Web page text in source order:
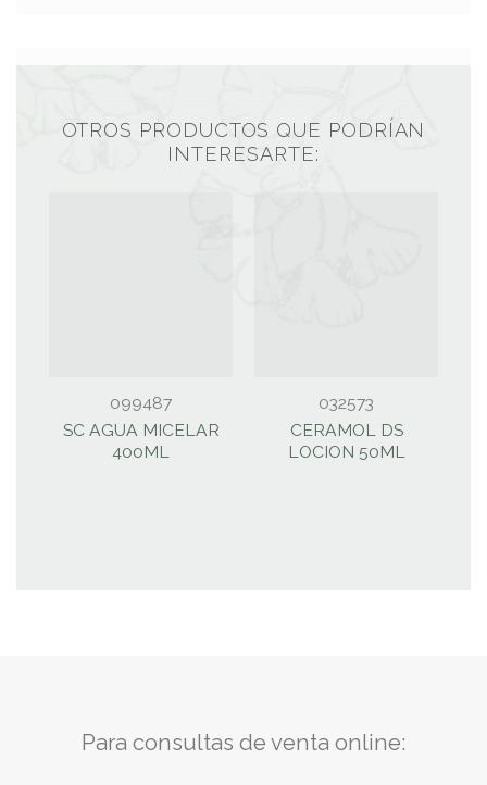
OTROS PRODUCTOS QUE PODRÍAN
INTERESARTE:
099487
SC AGUA MICELAR
400ML
032573
CERAMOL DS
LOCION 50ML
Para consultas de venta online: